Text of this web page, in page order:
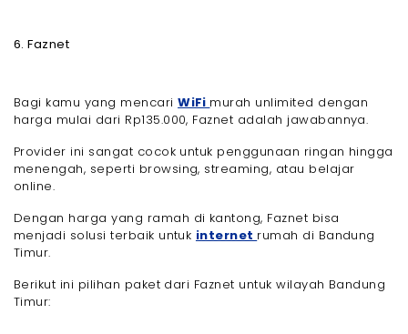
6. Faznet
Bagi kamu yang mencariWiFi murah unlimited dengan
harga mulai dari Rp135.000, Faznet adalah jawabannya.
Provider ini sangat cocok untuk penggunaan ringan hingga
menengah, seperti browsing, streaming, atau belajar
online.
Dengan harga yang ramah di kantong, Faznet bisa
menjadi solusi terbaik untuk internet rumah di Bandung
Timur.
Berikut ini pilihan paket dari Faznet untuk wilayah Bandung
Timur: